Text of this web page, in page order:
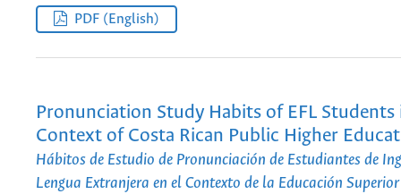
PDF (English)
Pronunciation Study Habits of EFL Students
Context of Costa Rican Public Higher
Hábitos de Estudio de Pronunciación de Estudiantes de
Lengua Extranjera en el Contexto de la Educación